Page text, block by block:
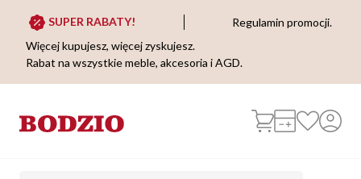
SUPER RABATY!
Regulamin promocji.
Więcej kupujesz, więcej zyskujesz.
Rabat na wszystkie meble, akcesoria i AGD.